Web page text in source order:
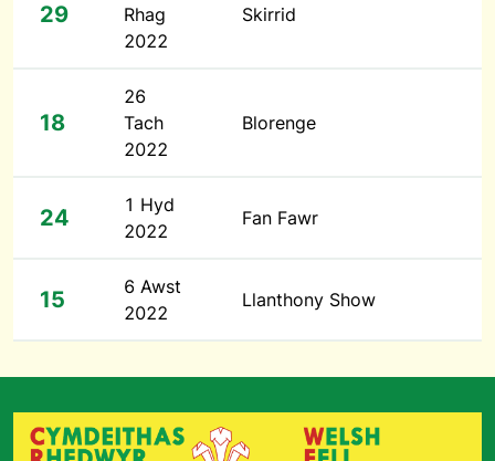
29
Rhag
2022
Skirrid
18
26
Tach
2022
Blorenge
24
1 Hyd
2022
Fan Fawr
15
6 Awst
2022
Llanthony Show